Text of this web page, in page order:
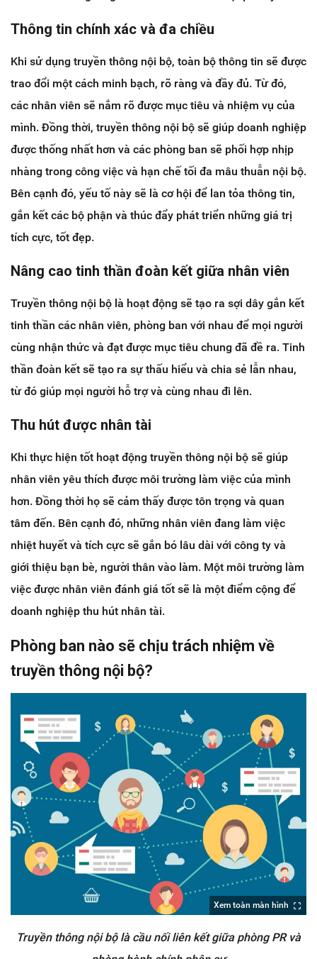
Thông tin chính xác và đa chiều
Khi sử dụng truyền thông nội bộ, toàn bộ thông tin sẽ được
trao đổi một cách minh bạch, rõ ràng và đầy đủ. Từ đó,
các nhân viên sẽ nắm rõ được mục tiêu và nhiệm vụ của
mình. Đồng thời, truyền thông nội bộ sẽ giúp doanh nghiệp
được thống nhất hơn và các phòng ban sẽ phối hợp nhịp
nhàng trong công việc và hạn chế tối đa mâu thuẫn nội bộ.
Bên cạnh đó, yếu tố này sẽ là cơ hội để lan tỏa thông tin,
gắn kết các bộ phận và thúc đẩy phát triển những giá trị
tích cực, tốt đẹp.
Nâng cao tinh thần đoàn kết giữa nhân viên
Truyền thông nội bộ là hoạt động sẽ tạo ra sợi dây gắn kết
tinh thần các nhân viên, phòng ban với nhau để mọi người
cùng nhận thức và đạt được mục tiêu chung đã đề ra. Tinh
thần đoàn kết sẽ tạo ra sự thấu hiểu và chia sẻ lẫn nhau,
từ đó giúp mọi người hỗ trợ và cùng nhau đi lên.
Thu hút được nhân tài
Khi thực hiện tốt hoạt động truyền thông nội bộ sẽ giúp
nhân viên yêu thích được môi trường làm việc của mình
hơn. Đồng thời họ sẽ cảm thấy được tôn trọng và quan
tâm đến. Bên cạnh đó, những nhân viên đang làm việc
nhiệt huyết và tích cực sẽ gắn bó lâu dài với công ty và
giới thiệu bạn bè, người thân vào làm. Một môi trường làm
việc được nhân viên đánh giá tốt sẽ là một điểm cộng để
doanh nghiệp thu hút nhân tài.
Phòng ban nào sẽ chịu trách nhiệm về
truyền thông nội bộ?
Xem toàn màn hình
Truyền thông nội bộ là cầu nối liên kết giữa phòng PR và